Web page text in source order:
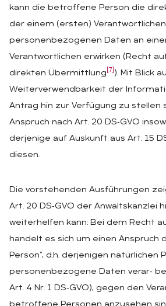
kann die betroffene Person die
der einem (ersten)
personenbezogenen Daten an
Verantwortlichen erwirken (Recht
direkten Übermittlung [7] ). Mit Blick
Weiterverwendbarkeit der
Antrag hin zur Verfügung zu stellen
Anspruch nach Art. 20 DS‑GVO
derjenige auf Auskunft aus Art. 15
diesen.
Die vorstehenden Ausführungen
Art. 20 DS‑GVO der Anwaltskanzlei
weiterhelfen kann: Bei dem Recht
handelt es sich um einen Anspruch
Person“, d.h. derjenigen natürlichen
personenbezogene Daten verar‑
Art. 4 Nr. 1 DS‑GVO), gegen den